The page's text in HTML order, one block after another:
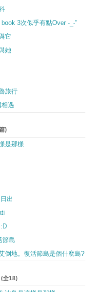
3次似乎有點Over -_-"
它
她
旅行
遇
)
是那樣
出
節島
倒地。復活節島是個什麼島?
(全18)